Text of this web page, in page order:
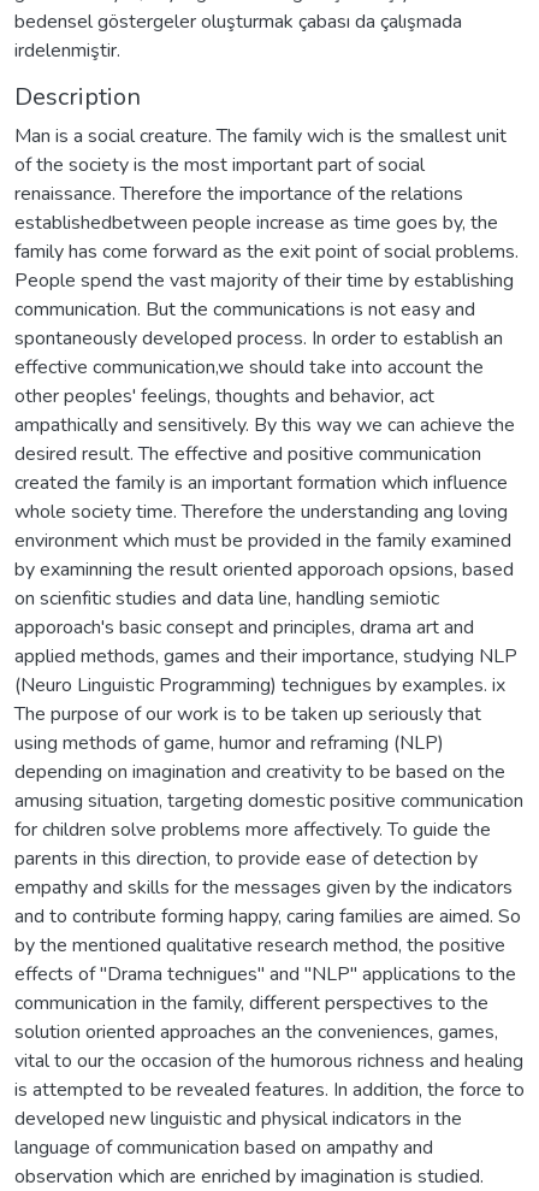
bedensel göstergeler oluşturmak çabası da çalışmada
irdelenmiştir.
Description
Man is a social creature. The family wich is the smallest unit
of the society is the most important part of social
renaissance. Therefore the importance of the relations
establishedbetween people increase as time goes by, the
family has come forward as the exit point of social problems.
People spend the vast majority of their time by establishing
communication. But the communications is not easy and
spontaneously developed process. In order to establish an
effective communication,we should take into account the
other peoples' feelings, thoughts and behavior, act
ampathically and sensitively. By this way we can achieve the
desired result. The effective and positive communication
created the family is an important formation which influence
whole society time. Therefore the understanding ang loving
environment which must be provided in the family examined
by examinning the result oriented apporoach opsions, based
on scienfitic studies and data line, handling semiotic
apporoach's basic consept and principles, drama art and
applied methods, games and their importance, studying NLP
(Neuro Linguistic Programming) technigues by examples. ix
The purpose of our work is to be taken up seriously that
using methods of game, humor and reframing (NLP)
depending on imagination and creativity to be based on the
amusing situation, targeting domestic positive communication
for children solve problems more affectively. To guide the
parents in this direction, to provide ease of detection by
empathy and skills for the messages given by the indicators
and to contribute forming happy, caring families are aimed. So
by the mentioned qualitative research method, the positive
effects of "Drama technigues" and "NLP" applications to the
communication in the family, different perspectives to the
solution oriented approaches an the conveniences, games,
vital to our the occasion of the humorous richness and healing
is attempted to be revealed features. In addition, the force to
developed new linguistic and physical indicators in the
language of communication based on ampathy and
observation which are enriched by imagination is studied.